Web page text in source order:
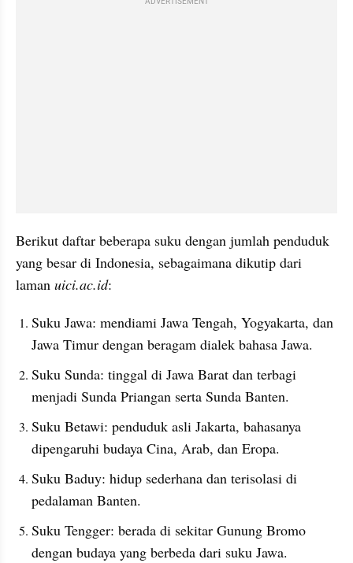
Berikut daftar beberapa suku dengan jumlah penduduk
yang besar di Indonesia, sebagaimana dikutip dari
laman uici.ac.id:
Suku Jawa: mendiami Jawa Tengah, Yogyakarta, dan
Jawa Timur dengan beragam dialek bahasa Jawa.
Suku Sunda: tinggal di Jawa Barat dan terbagi
menjadi Sunda Priangan serta Sunda Banten.
Suku Betawi: penduduk asli Jakarta, bahasanya
dipengaruhi budaya Cina, Arab, dan Eropa.
Suku Baduy: hidup sederhana dan terisolasi di
pedalaman Banten.
Suku Tengger: berada di sekitar Gunung Bromo
dengan budaya yang berbeda dari suku Jawa.